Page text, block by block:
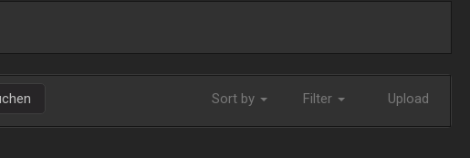
Sort by Filter Upload